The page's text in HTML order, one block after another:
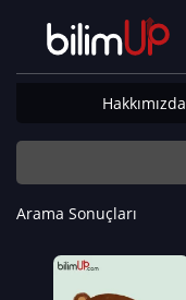
Hakkımızda
Arama Sonuçları